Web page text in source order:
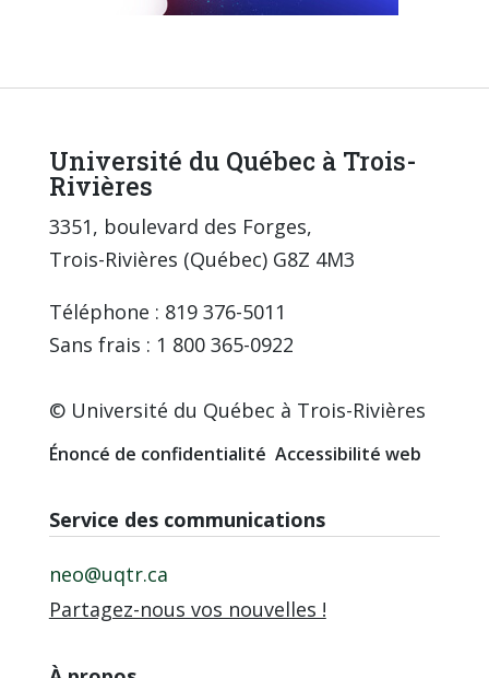
Université du Québec à Trois-
Rivières
3351, boulevard des Forges,
Trois-Rivières (Québec) G8Z 4M3
Téléphone : 819 376-5011
Sans frais : 1 800 365-0922
© Université du Québec à Trois-Rivières
Énoncé de confidentialité Accessibilité web
Service des communications
neo@uqtr.ca
Partagez-nous vos nouvelles !